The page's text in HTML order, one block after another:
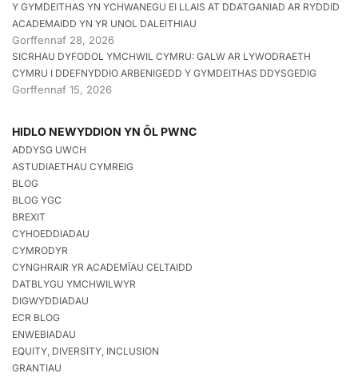
Y GYMDEITHAS YN YCHWANEGU EI LLAIS AT DDATGANIAD AR RYDDID
ACADEMAIDD YN YR UNOL DALEITHIAU
Gorffennaf 28, 2026
SICRHAU DYFODOL YMCHWIL CYMRU: GALW AR LYWODRAETH
CYMRU I DDEFNYDDIO ARBENIGEDD Y GYMDEITHAS DDYSGEDIG
Gorffennaf 15, 2026
HIDLO NEWYDDION YN ÔL PWNC
ADDYSG UWCH
ASTUDIAETHAU CYMREIG
BLOG
BLOG YGC
BREXIT
CYHOEDDIADAU
CYMRODYR
CYNGHRAIR YR ACADEMÏAU CELTAIDD
DATBLYGU YMCHWILWYR
DIGWYDDIADAU
ECR BLOG
ENWEBIADAU
EQUITY, DIVERSITY, INCLUSION
GRANTIAU